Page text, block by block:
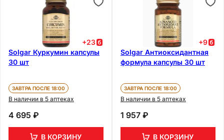
+23
Solgar Куркумин капсулы
30 шт
ЗАВТРА ПОСЛЕ 18:00
В наличии в 5 аптеках
4 695 ₽
В КОРЗИНУ
+9
Solgar Антиоксидантная
формула капсулы 30 шт
ЗАВТРА ПОСЛЕ 18:00
В наличии в 5 аптеках
1 957 ₽
В КОРЗИНУ